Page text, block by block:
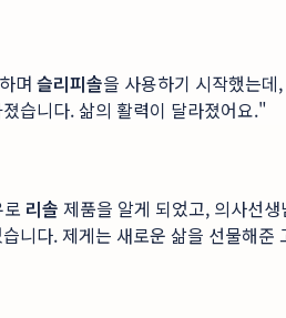
며 슬리피솔을 사용하기 시작했는
습니다. 삶의 활력이 달라졌어요."
리솔 제품을 알게 되었고, 의사선
니다. 제게는 새로운 삶을 선물해준